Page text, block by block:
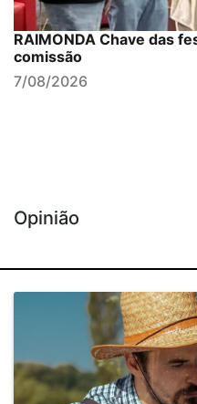
RAIMONDA Chave das
comissão
7/08/2026
Opinião